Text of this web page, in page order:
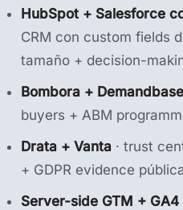
HubSpot + Salesforce
CRM con custom fields
tamaño + decision-
Bombora + Demandbase
buyers + ABM
Drata + Vanta · trust
+ GDPR evidence
Server-side GTM +